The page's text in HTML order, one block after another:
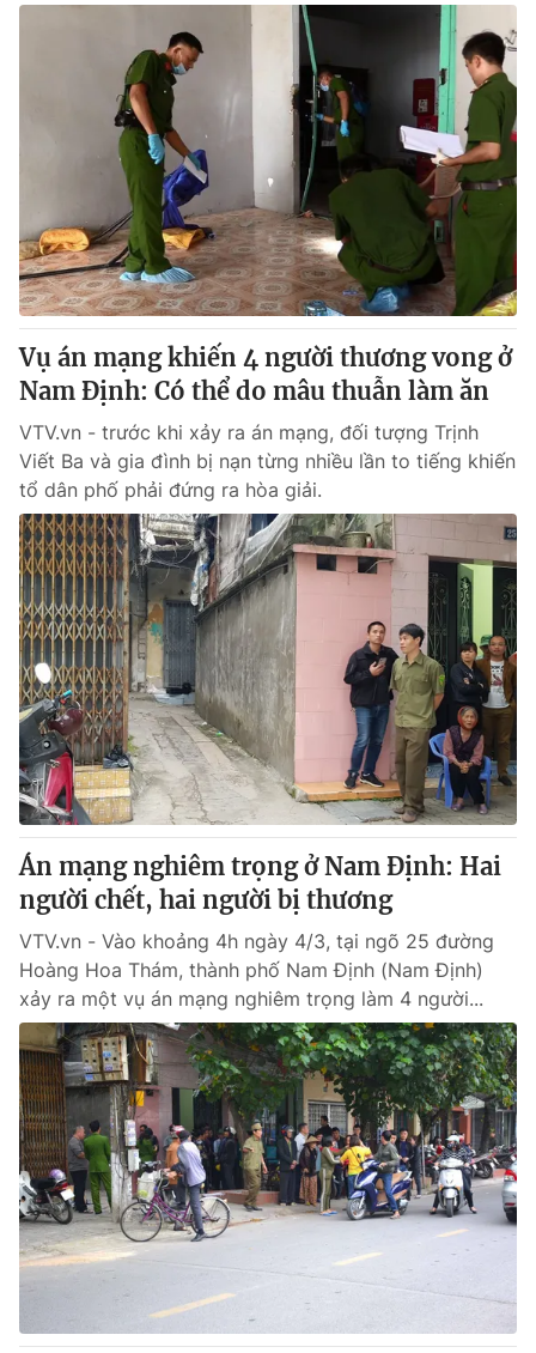
Liên hệ quảng cáo:024-7300.7108
® Cấm sao chép dưới mọi hình thức nếu không có sự chấp
thuận bằng văn bản. Ghi rõ nguồn VTV.vn khi phát hành lại
thông tin từ website này.
Vụ án mạng khiến 4 người thương vong ở
Nam Định: Có thể do mâu thuẫn làm ăn
VTV.vn - trước khi xảy ra án mạng, đối tượng Trịnh
Viết Ba và gia đình bị nạn từng nhiều lần to tiếng khiến
tổ dân phố phải đứng ra hòa giải.
Án mạng nghiêm trọng ở Nam Định: Hai
người chết, hai người bị thương
VTV.vn - Vào khoảng 4h ngày 4/3, tại ngõ 25 đường
Hoàng Hoa Thám, thành phố Nam Định (Nam Định)
xảy ra một vụ án mạng nghiêm trọng làm 4 người...